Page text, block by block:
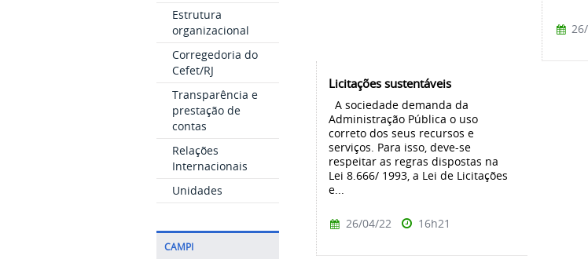
Estrutura
organizacional
Corregedoria do
Cefet/RJ
Transparência e
prestação de
contas
Relações
Internacionais
Unidades
CAMPI
Licitações sustentáveis
A sociedade demanda da
Administração Pública o uso
correto dos seus recursos e
serviços. Para isso, deve-se
respeitar as regras dispostas na
Lei 8.666/ 1993, a Lei de Licitações
e...
26/04/22 16h21